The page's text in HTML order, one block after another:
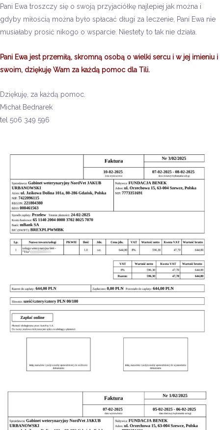
Pani Ewa troszczy się o swoją przyjaciółkę najlepiej jak można i
gdyby miłością można było spłacać długi za leczenie, Pani Ewa nie
musiałaby prosić nikogo o wsparcie. Niestety to tak nie działa.
Pani Ewa jest przemiłą, skromną osobą o wielki sercu i w jej imieniu i
swoim, dziękuję Wam za każdą pomoc dla Tili.
Dziękuję, za każdą pomoc.
Michał Bednarek
tel 506 349 596